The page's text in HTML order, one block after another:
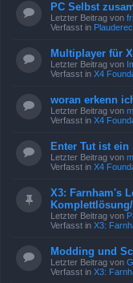
PC Selbst
Letzter Beitrag von
Verfasst in
Multiplayer für
Letzter Beitrag von
Verfasst in X4
woran erkenn
Letzter Beitrag von
Verfasst in X4
Enter Tut ist
Letzter Beitrag von
Verfasst in X4
X3: Farnham's
Letzter Beitrag von
Verfasst in X3:
Modding und
Letzter Beitrag von
Verfasst in X3: